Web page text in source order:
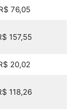
76,05
157,55
20,02
118,26